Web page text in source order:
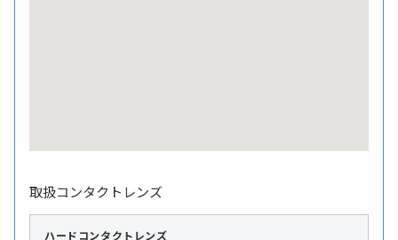
取扱コンタクトレンズ
ハード コンタクトレンズ